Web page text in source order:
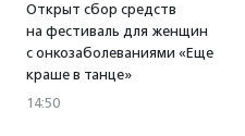
Открыт сбор средств
на фестиваль для женщин
с онкозаболеваниями «Еще
краше в танце»
14:50